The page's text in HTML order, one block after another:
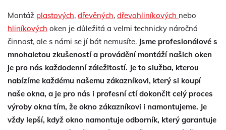
Montáž plastových, dřevěných, dřevohliníkových nebo
hliníkových oken je důležitá a velmi technicky náročná
činnost, ale s námi se jí bát nemusíte. Jsme profesionálové s
mnohaletou zkušeností a provádění montáží našich oken
je pro nás každodenní záležitostí. Je to služba, kterou
nabízíme každému našemu zákazníkovi, který si koupí
naše okna, a je pro nás i profesní ctí dokončit celý proces
výroby okna tím, že okno zákazníkovi i namontujeme. Je
vždy lepší, když okno namontuje odborník, který garantuje